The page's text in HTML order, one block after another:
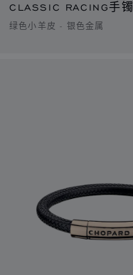
CLASSIC RACING手镯
绿色小羊皮 - 银色金属